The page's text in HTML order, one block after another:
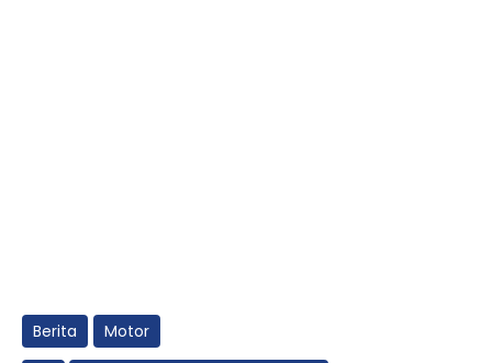
Berita Motor